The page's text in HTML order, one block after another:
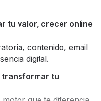
tu valor, crecer online
contenido, email
digital.
transformar tu